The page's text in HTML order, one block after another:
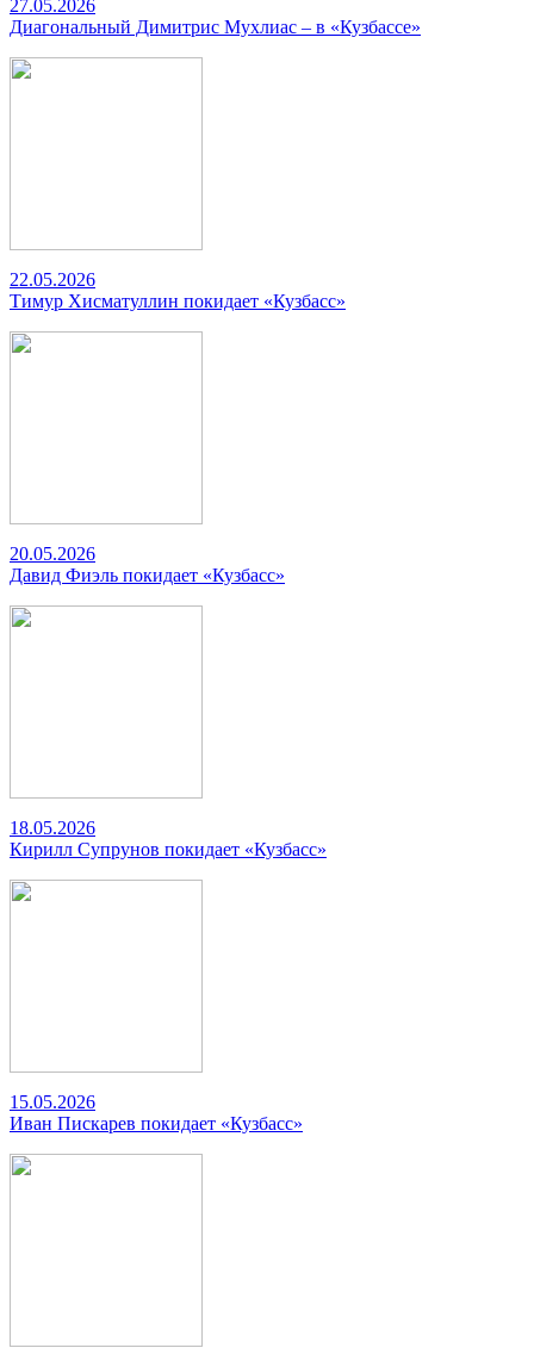
27.05.2026
Диагональный Димитрис Мухлиас – в «Кузбассе»
22.05.2026
Тимур Хисматуллин покидает «Кузбасс»
20.05.2026
Давид Фиэль покидает «Кузбасс»
18.05.2026
Кирилл Супрунов покидает «Кузбасс»
15.05.2026
Иван Пискарев покидает «Кузбасс»